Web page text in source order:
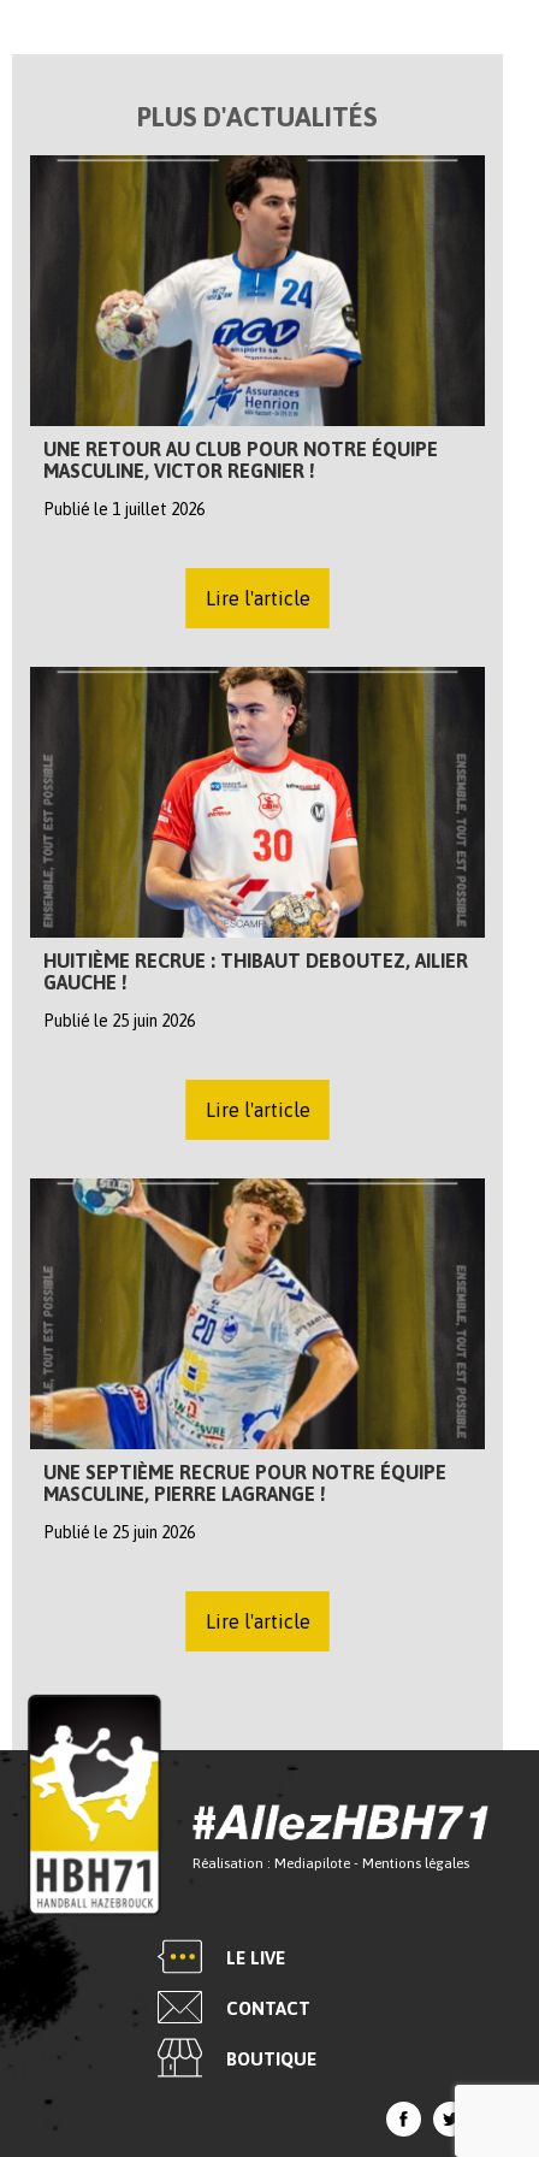
PLUS D'ACTUALITÉS
UNE RETOUR AU CLUB POUR NOTRE ÉQUIPE
MASCULINE, VICTOR REGNIER !
Publié le 1 juillet 2026
Lire l'article
HUITIÈME RECRUE : THIBAUT DEBOUTEZ, AILIER
GAUCHE !
Publié le 25 juin 2026
Lire l'article
UNE SEPTIÈME RECRUE POUR NOTRE ÉQUIPE
MASCULINE, PIERRE LAGRANGE !
Publié le 25 juin 2026
Lire l'article
Réalisation : Mediapilote - Mentions légales
LE LIVE
CONTACT
BOUTIQUE